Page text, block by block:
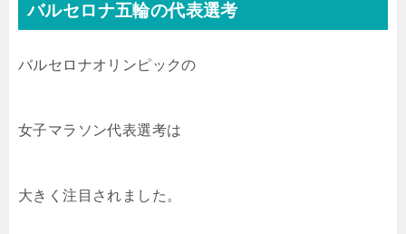
バルセロナ五輪の代表選考
バルセロナオリンピックの
女子マラソン代表選考は
大きく注目されました。